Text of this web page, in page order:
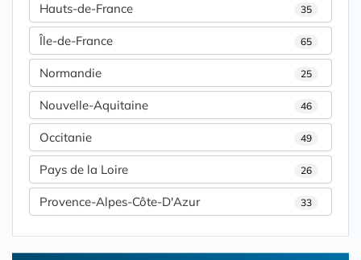
Hauts-de-France 35
Île-de-France 65
Normandie 25
Nouvelle-Aquitaine 46
Occitanie 49
Pays de la Loire 26
Provence-Alpes-Côte-D'Azur 33